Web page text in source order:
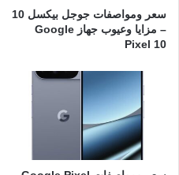
سعر ومواصفات جوجل بيكسل 10
– مزايا وعيوب جهاز Google
Pixel 10